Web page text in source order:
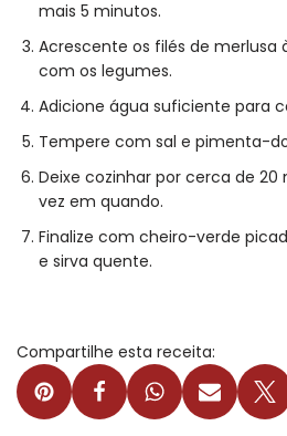
mais 5 minutos.
Acrescente os filés de merlusa
com os legumes.
Adicione água suficiente para
Tempere com sal e pimenta-
Deixe cozinhar por cerca de
vez em quando.
Finalize com cheiro-verde
e sirva quente.
Compartilhe esta receita: